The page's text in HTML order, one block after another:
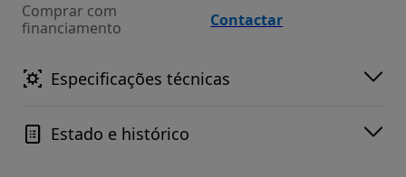
Comprar com
financiamento
Contactar
Especificações técnicas
Estado e histórico